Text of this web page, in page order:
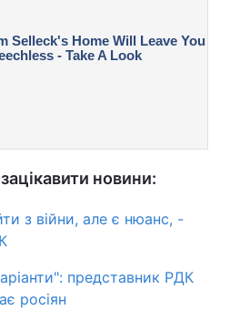
новини:
з війни, але є нюанс, -
представник РДК
росіян